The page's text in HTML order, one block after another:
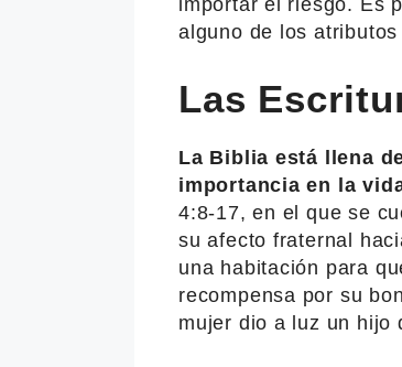
alguno de los
Las
La Biblia está llena
importancia en la
4:8-17, en el que se
su afecto fraternal
una habitación para
recompensa por su
mujer dio a luz un hijo